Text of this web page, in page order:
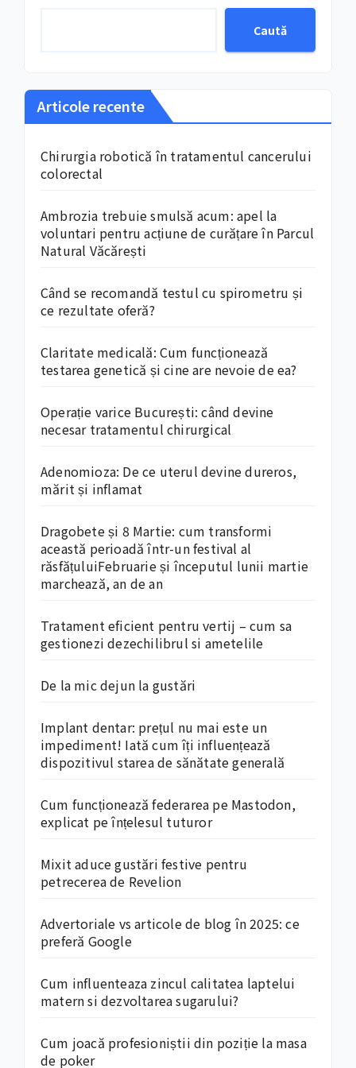
Caută
Articole recente
Chirurgia robotică în tratamentul cancerului
colorectal
Ambrozia trebuie smulsă acum: apel la
voluntari pentru acțiune de curățare în Parcul
Natural Văcărești
Când se recomandă testul cu spirometru și
ce rezultate oferă?
Claritate medicală: Cum funcționează
testarea genetică și cine are nevoie de ea?
Operație varice București: când devine
necesar tratamentul chirurgical
Adenomioza: De ce uterul devine dureros,
mărit și inflamat
Dragobete și 8 Martie: cum transformi
această perioadă într-un festival al
răsfățuluiFebruarie și începutul lunii martie
marchează, an de an
Tratament eficient pentru vertij – cum sa
gestionezi dezechilibrul si ametelile
De la mic dejun la gustări
Implant dentar: prețul nu mai este un
impediment! Iată cum îți influențează
dispozitivul starea de sănătate generală
Cum funcționează federarea pe Mastodon,
explicat pe înțelesul tuturor
Mixit aduce gustări festive pentru
petrecerea de Revelion
Advertoriale vs articole de blog în 2025: ce
preferă Google
Cum influenteaza zincul calitatea laptelui
matern si dezvoltarea sugarului?
Cum joacă profesioniștii din poziție la masa
de poker